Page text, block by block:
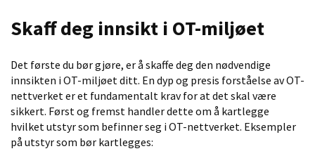
Skaff deg innsikt i OT-miljøet
Det første du bør gjøre, er å skaffe deg den nødvendige
innsikten i OT-miljøet ditt. En dyp og presis forståelse av OT-
nettverket er et fundamentalt krav for at det skal være
sikkert. Først og fremst handler dette om å kartlegge
hvilket utstyr som befinner seg i OT-nettverket. Eksempler
på utstyr som bør kartlegges: